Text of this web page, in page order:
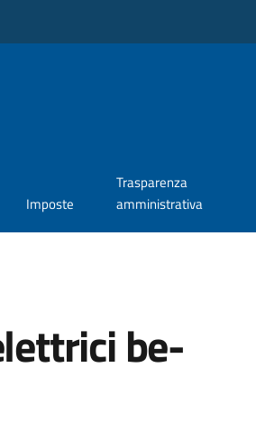
Imposte
Trasparenza
amministrativa
be-